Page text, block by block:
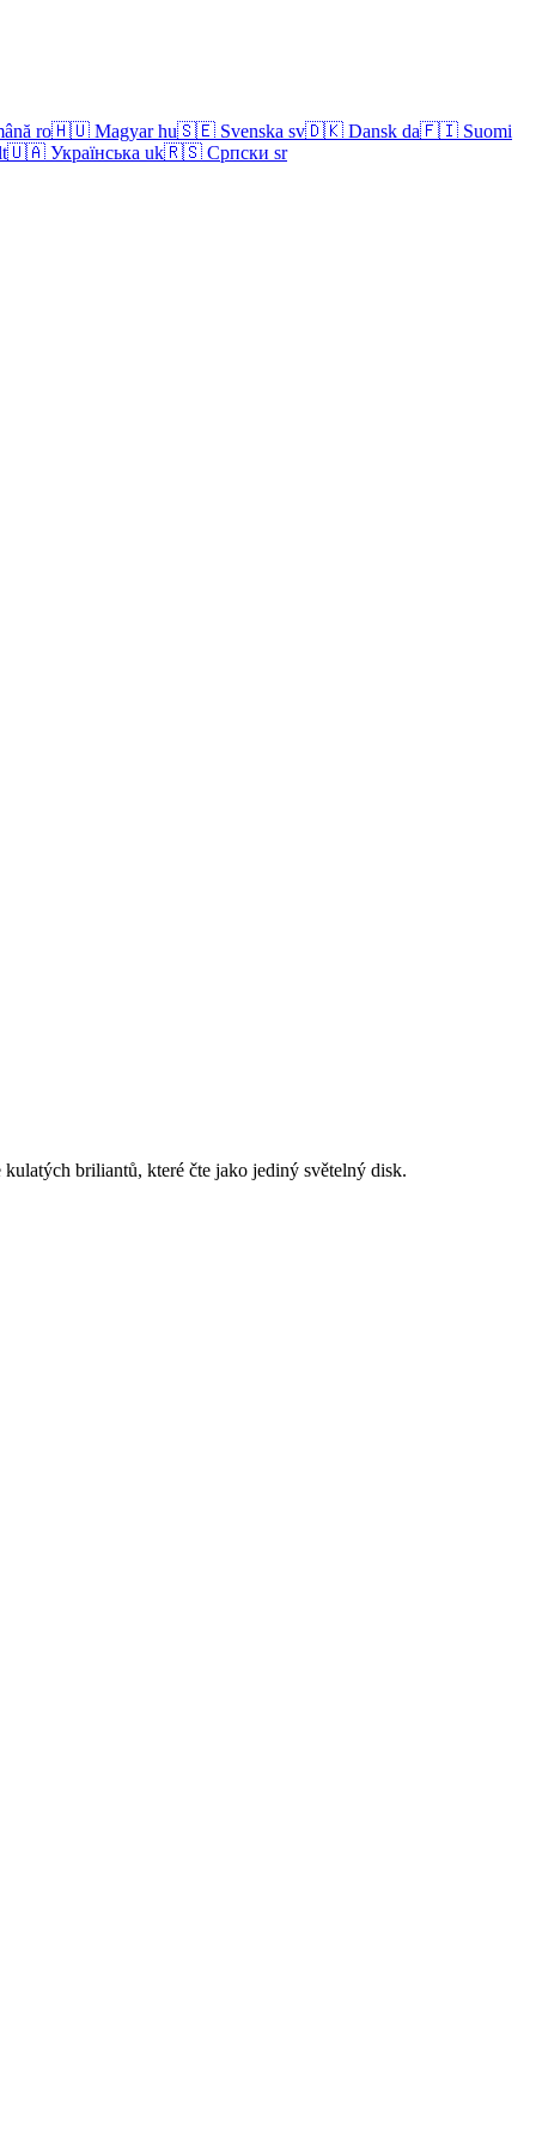
ro🇭🇺 Magyar hu🇸🇪 Svenska sv🇩🇰 Dansk da🇫🇮 Suomi
🇺🇦 Українська uk🇷🇸 Српски sr
briliantů, které čte jako jediný světelný disk.